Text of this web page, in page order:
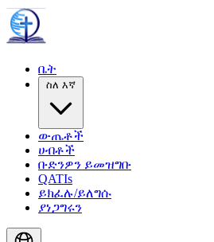
ቤት
ስለ እኛ
ውጤቶች
ሀብቶች
ቡድንዎን ይመዝግቡ
QATIs
ይክፈሉ/ይለግሱ
ያነጋግሩን